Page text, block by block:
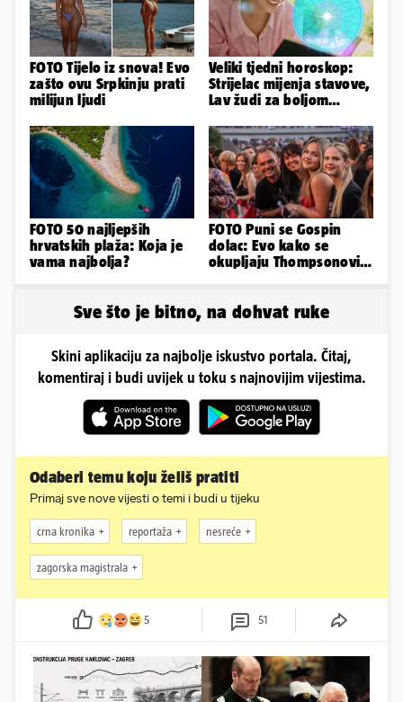
FOTO Tijelo iz snova! Evo
zašto ovu Srpkinju prati
milijun ljudi
Veliki tjedni horoskop:
Strijelac mijenja stavove,
Lav žudi za boljom
FOTO 50 najljepših
hrvatskih plaža: Koja je
vama najbolja?
FOTO Puni se Gospin
dolac: Evo kako se
okupljaju Thompsonovi
Sve što je bitno, na dohvat ruke
Skini aplikaciju za najbolje iskustvo portala. Čitaj,
komentiraj i budi uvijek u toku s najnovijim vijestima.
Odaberi temu koju želiš pratiti
Primaj sve nove vijesti o temi i budi u tijeku
crna kronika reportaža nesreće
zagorska magistrala
5 51